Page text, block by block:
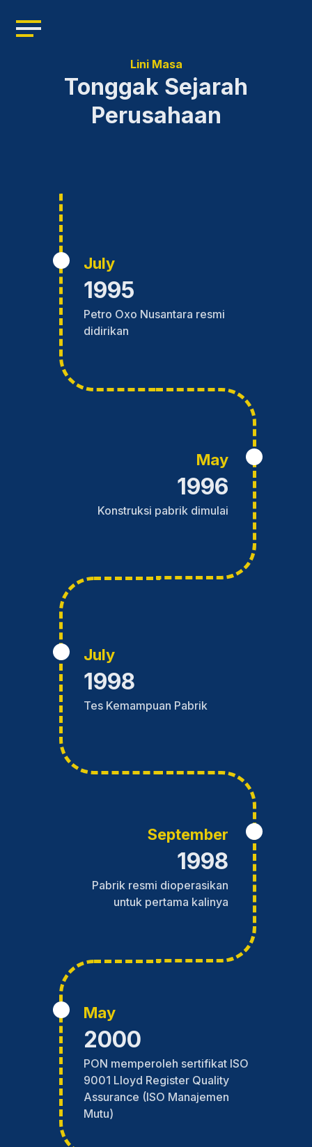
Home
Lini Masa
Tonggak Sejarah
Perusahaan
July
1995
Petro Oxo Nusantara resmi
didirikan
May
1996
Konstruksi pabrik dimulai
July
1998
Tes Kemampuan Pabrik
September
1998
Pabrik resmi dioperasikan
untuk pertama kalinya
May
2000
PON memperoleh sertifikat ISO
9001 Lloyd Register Quality
Assurance (ISO Manajemen
Mutu)